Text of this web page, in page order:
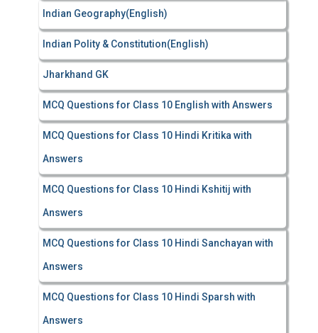
Indian Geography(English)
Indian Polity & Constitution(English)
Jharkhand GK
MCQ Questions for Class 10 English with Answers
MCQ Questions for Class 10 Hindi Kritika with
Answers
MCQ Questions for Class 10 Hindi Kshitij with
Answers
MCQ Questions for Class 10 Hindi Sanchayan with
Answers
MCQ Questions for Class 10 Hindi Sparsh with
Answers